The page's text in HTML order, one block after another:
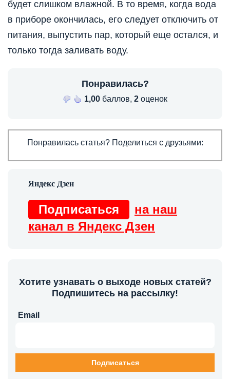
будет слишком влажной. В то время, когда вода
в приборе окончилась, его следует отключить от
питания, выпустить пар, который еще остался, и
только тогда заливать воду.
Понравилась?
1,00 баллов, 2 оценок
Понравилась статья? Поделиться с друзьями:
Подписаться
на наш
канал в Яндекс Дзен
Хотите узнавать о выходе новых статей?
Подпишитесь на рассылку!
Email